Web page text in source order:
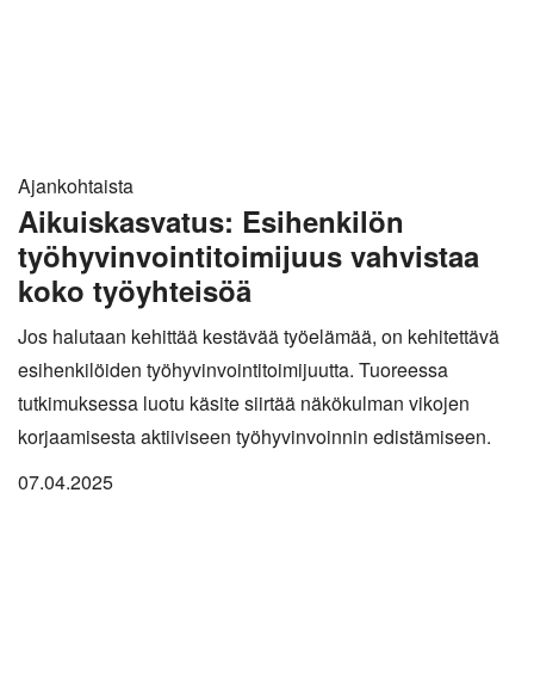
Ajankohtaista
Aikuiskasvatus: Esihenkilön
työhyvinvointitoimijuus vahvistaa
koko työyhteisöä
Jos halutaan kehittää kestävää työelämää, on kehitettävä
esihenkilöiden työhyvinvointitoimijuutta. Tuoreessa
tutkimuksessa luotu käsite siirtää näkökulman vikojen
korjaamisesta aktiiviseen työhyvinvoinnin edistämiseen.
07.04.2025